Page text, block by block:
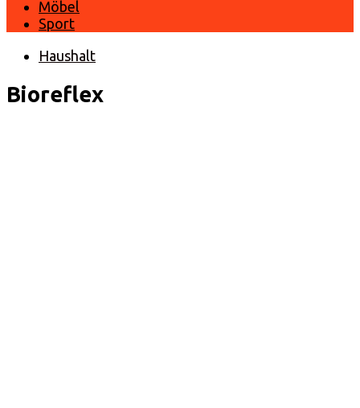
Möbel
Sport
Haushalt
Bioreflex